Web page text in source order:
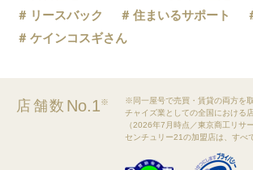
リースバック
住まいるサポート
ケインコスギさん
店舗数 No.1※
※同一屋号で売買・賃貸の両方を
チャイズ業としての全国における
（2026年7月時点／東京商工リサ
センチュリー21の加盟店は、すべ